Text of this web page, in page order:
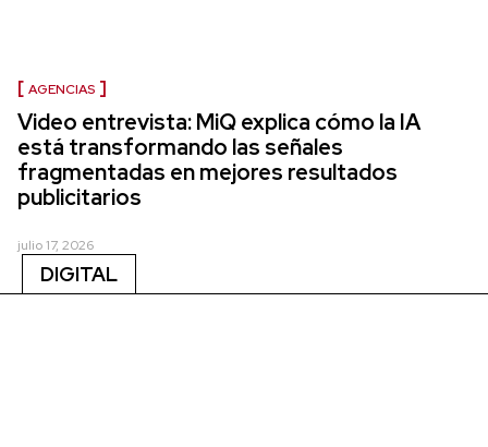
AGENCIAS
Video entrevista: MiQ explica cómo la IA
está transformando las señales
fragmentadas en mejores resultados
publicitarios
julio 17, 2026
DIGITAL